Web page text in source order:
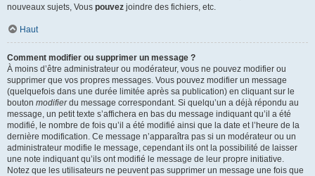
nouveaux sujets, Vous pouvez joindre des fichiers, etc.
Haut
Comment modifier ou supprimer un message ?
À moins d’être administrateur ou modérateur, vous ne pouvez modifier ou
supprimer que vos propres messages. Vous pouvez modifier un message
(quelquefois dans une durée limitée après sa publication) en cliquant sur le
bouton modifierdu message correspondant. Si quelqu’un a déjà répondu au
message, un petit texte s’affichera en bas du message indiquant qu’il a été
modifié, le nombre de fois qu’il a été modifié ainsi que la date et l’heure de la
dernière modification. Ce message n’apparaîtra pas si un modérateur ou un
administrateur modifie le message, cependant ils ont la possibilité de laisser
une note indiquant qu’ils ont modifié le message de leur propre initiative.
Notez que les utilisateurs ne peuvent pas supprimer un message une fois que